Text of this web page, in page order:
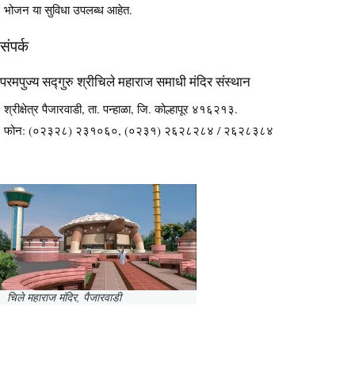
भोजन या सुविधा उपलब्ध आहेत.
संपर्क
परमपुज्य सद्गुरु श्रीचिले महाराज समाधी मंदिर संस्थान
श्रीक्षेत्र पैजारवाडी, ता. पन्हाळा, जि. कोल्हापूर ४१६२१३.
फोन: (०२३२८) २३१०६०, (०२३१) २६२८२८४ / २६२८३८४
चिले महाराज मंदिर, पैजारवाडी